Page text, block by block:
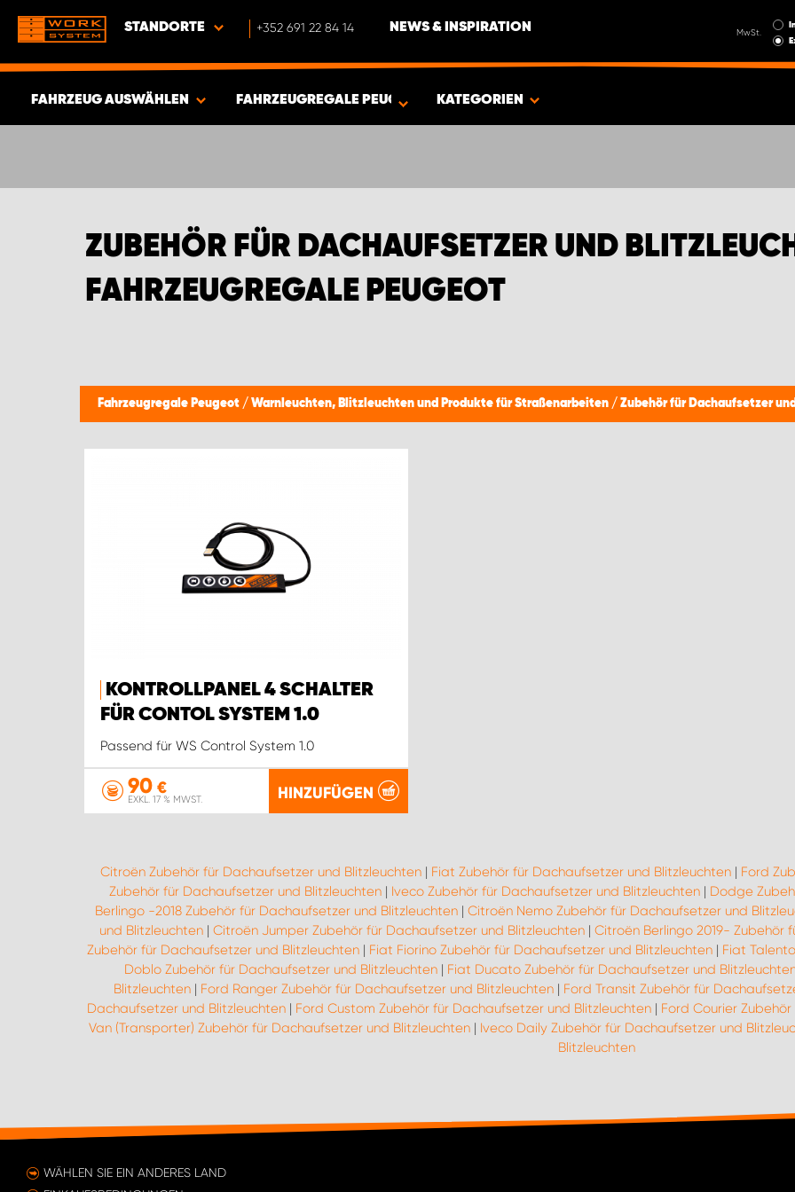
STANDORTE +352 691 22 84 14 NEWS & INSPIRATION MwSt.
FAHRZEUG AUSWÄHLEN
ARTIKEL
FAHRZEUGREGALE PEUGEOT KATEGORIEN
ZUBEHÖR FÜR DACHAUFSETZER UND
FAHRZEUGREGALE PEUGEOT
Fahrzeugregale Peugeot / Warnleuchten, Blitzleuchten und Produkte für Straßenarbeiten / Zubehör für Dachaufsetzer
KONTROLLPANEL 4 SCHALTER
FÜR CONTOL SYSTEM 1.0
Passend für WS Control System 1.0
90 €
EXKL. 17 % MWST. HINZUFÜGEN
Citroën Zubehör für Dachaufsetzer und Blitzleuchten | Fiat Zubehör für Dachaufsetzer und Blitzleuchten | Ford
Zubehör für Dachaufsetzer und Blitzleuchten| Iveco Zubehör für Dachaufsetzer und Blitzleuchten| Dodge
Berlingo -2018 Zubehör für Dachaufsetzer und Blitzleuchten | Citroën Nemo Zubehör für Dachaufsetzer und
und Blitzleuchten| Citroën Jumper Zubehör für Dachaufsetzer und Blitzleuchten| Citroën Berlingo 2019- Zubehör
Zubehör für Dachaufsetzer und Blitzleuchten | Fiat Fiorino Zubehör für Dachaufsetzer und Blitzleuchten | Fiat
Doblo Zubehör für Dachaufsetzer und Blitzleuchten | Fiat Ducato Zubehör für Dachaufsetzer und
Blitzleuchten| Ford Ranger Zubehör für Dachaufsetzer und Blitzleuchten| Ford Transit Zubehör für
Dachaufsetzer und Blitzleuchten | Ford Custom Zubehör für Dachaufsetzer und Blitzleuchten | Ford Courier
Van (Transporter) Zubehör für Dachaufsetzer und Blitzleuchten | Iveco Daily Zubehör für Dachaufsetzer und
Blitzleuchten
WÄHLEN SIE EIN ANDERES LAND